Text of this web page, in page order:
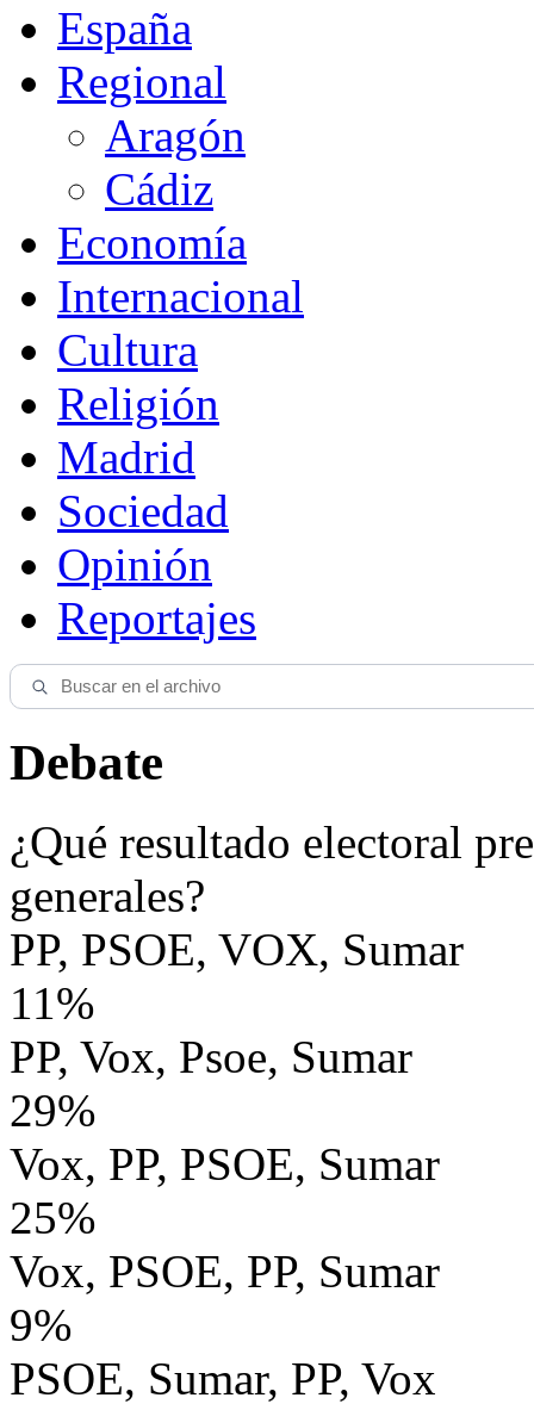
España
Regional
Aragón
Cádiz
Economía
Internacional
Cultura
Religión
Madrid
Sociedad
Opinión
Reportajes
Debate
¿Qué resultado electoral
generales?
PP, PSOE, VOX, Sumar
11%
PP, Vox, Psoe, Sumar
29%
Vox, PP, PSOE, Sumar
25%
Vox, PSOE, PP, Sumar
9%
PSOE, Sumar, PP, Vox